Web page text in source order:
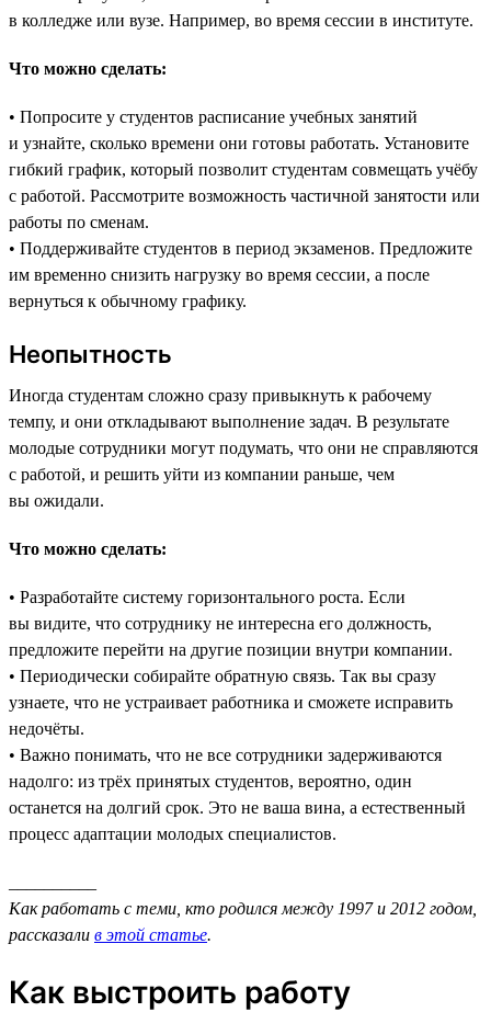
в колледже или вузе. Например, во время сессии в институте.
Что можно сделать:
• Попросите у студентов расписание учебных занятий
и узнайте, сколько времени они готовы работать. Установите
гибкий график, который позволит студентам совмещать учёбу
с работой. Рассмотрите возможность частичной занятости или
работы по сменам.
• Поддерживайте студентов в период экзаменов. Предложите
им временно снизить нагрузку во время сессии, а после
вернуться к обычному графику.
Неопытность
Иногда студентам сложно сразу привыкнуть к рабочему
темпу, и они откладывают выполнение задач. В результате
молодые сотрудники могут подумать, что они не справляются
с работой, и решить уйти из компании раньше, чем
вы ожидали.
Что можно сделать:
• Разработайте систему горизонтального роста. Если
вы видите, что сотруднику не интересна его должность,
предложите перейти на другие позиции внутри компании.
• Периодически собирайте обратную связь. Так вы сразу
узнаете, что не устраивает работника и сможете исправить
недочёты.
• Важно понимать, что не все сотрудники задерживаются
надолго: из трёх принятых студентов, вероятно, один
останется на долгий срок. Это не ваша вина, а естественный
процесс адаптации молодых специалистов.
Как работать с теми, кто родился между 1997 и 2012 годом,
рассказали в этой статье.
Как выстроить работу